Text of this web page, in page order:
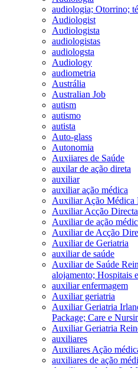
audiologia; Otorrino;
Audiologist
Audiologista
audiologistas
audiologsta
Audiology
audiometria
Austrália
Australian Job
autism
autismo
autista
Auto-glass
Autonomia
Auxiiares de Saúde
auxilar de ação direta
auxiliar
auxiliar ação médica
Auxiliar Ação Médica
Auxiliar Acção Directa
Auxiliar de ação
Auxiliar de Acção
Auxiliar de Geriatria
auxiliar de saúde
Auxiliar de Saúde
alojamento; Hospitais
auxiliar enfermagem
Auxiliar geriatria
Auxiliar Geriatria
Package; Care e
Auxiliar Geriatria
auxiliares
Auxiliares Ação
auxiliares de ação